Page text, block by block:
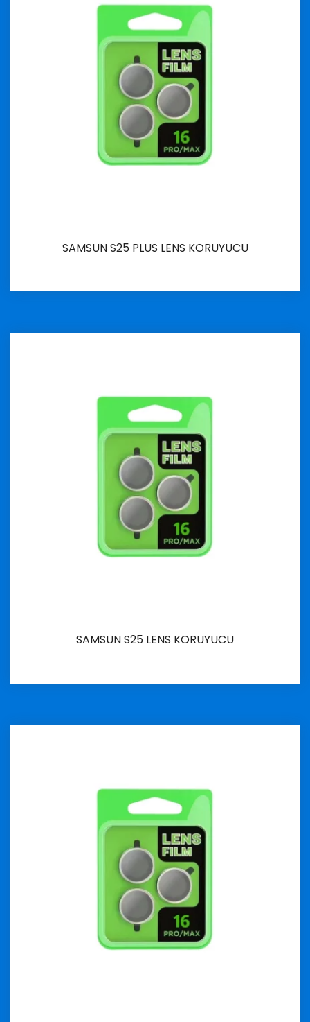
SAMSUN S25 PLUS LENS KORUYUCU
SAMSUN S25 LENS KORUYUCU